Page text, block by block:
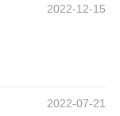
2022-12-15
2022-07-21